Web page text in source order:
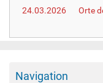
24.03.2026
Orte
Navigation